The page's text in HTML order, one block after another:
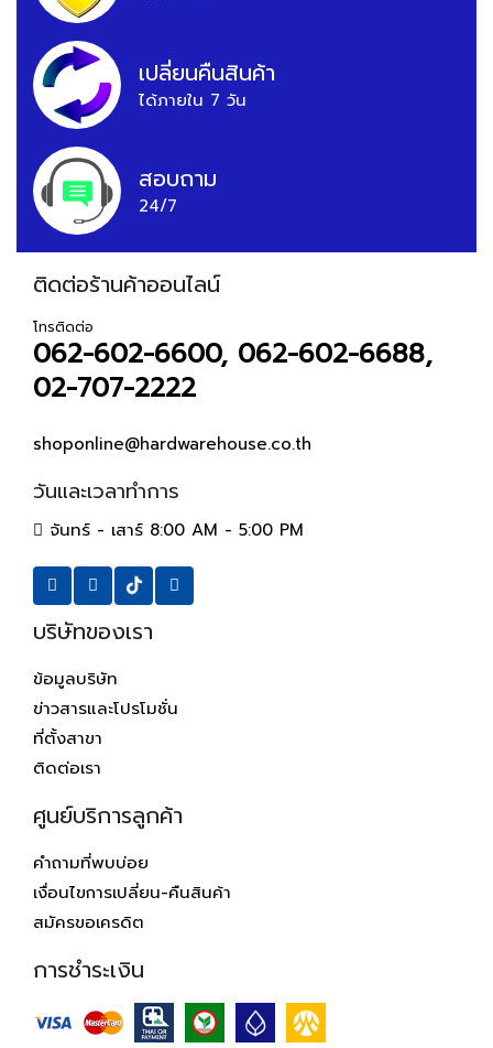
เปลี่ยนคืนสินค้า
ได้ภายใน 7 วัน
สอบถาม
24/7
ติดต่อร้านค้าออนไลน์
โทรติดต่อ
062-602-6600, 062-602-6688,
02-707-2222
shoponline@hardwarehouse.co.th
วันและเวลาทำการ
จันทร์ - เสาร์ 8:00 AM - 5:00 PM
บริษัทของเรา
ข้อมูลบริษัท
ข่าวสารและโปรโมชั่น
ที่ตั้งสาขา
ติดต่อเรา
ศูนย์บริการลูกค้า
คำถามที่พบบ่อย
เงื่อนไขการเปลี่ยน-คืนสินค้า
สมัครขอเครดิต
การชำระเงิน